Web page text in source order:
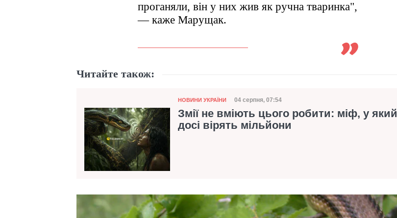
проганяли, він у них жив як ручна тваринка",
— каже Марущак.
Читайте також:
Категорія
НОВИНИ УКРАЇНИ Дата публікації
04 серпня, 07:54
Змії не вміють цього робити: міф, у який
досі вірять мільйони